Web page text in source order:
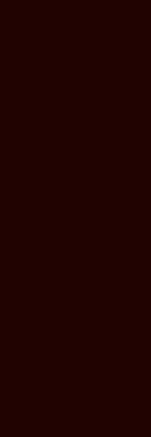
von Jasmin